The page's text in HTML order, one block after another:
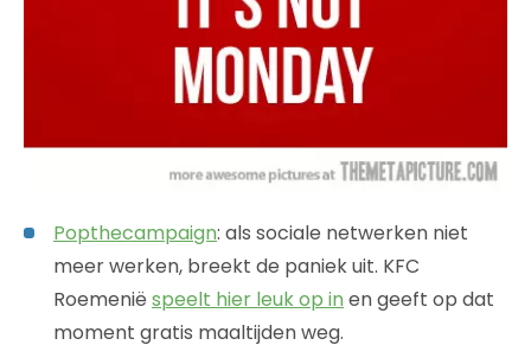
Popthecampaign: als sociale netwerken niet
meer werken, breekt de paniek uit. KFC
Roemenië speelt hier leuk op in en geeft op dat
moment gratis maaltijden weg.